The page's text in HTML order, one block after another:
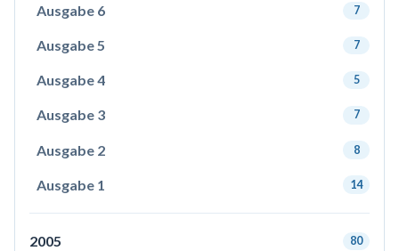
Ausgabe 6 7
Ausgabe 5 7
Ausgabe 4 5
Ausgabe 3 7
Ausgabe 2 8
Ausgabe 1 14
2005 80